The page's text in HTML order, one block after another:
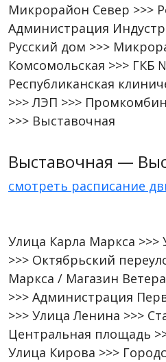
Микрорайон Север >>>
Администрация
Русский дом >>>
Комсомольская >>> ГКБ
Республиканская
>>> ЛЭП >>>
>>> Выставочная
Выставочная —
смотреть расписание
Улица Карла Маркса >>>
>>> Октябрьский
Маркса / Магазин
>>> Администрация
>>> Улица Ленина >>>
Центральная площадь
Улица Кирова >>>